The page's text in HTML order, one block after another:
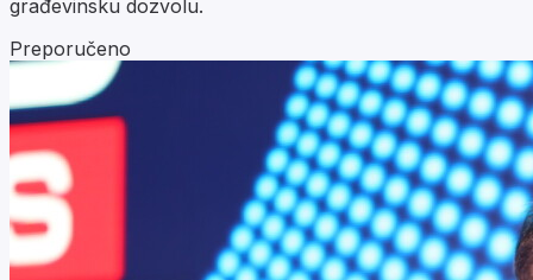
građevinsku dozvolu.
Preporučeno